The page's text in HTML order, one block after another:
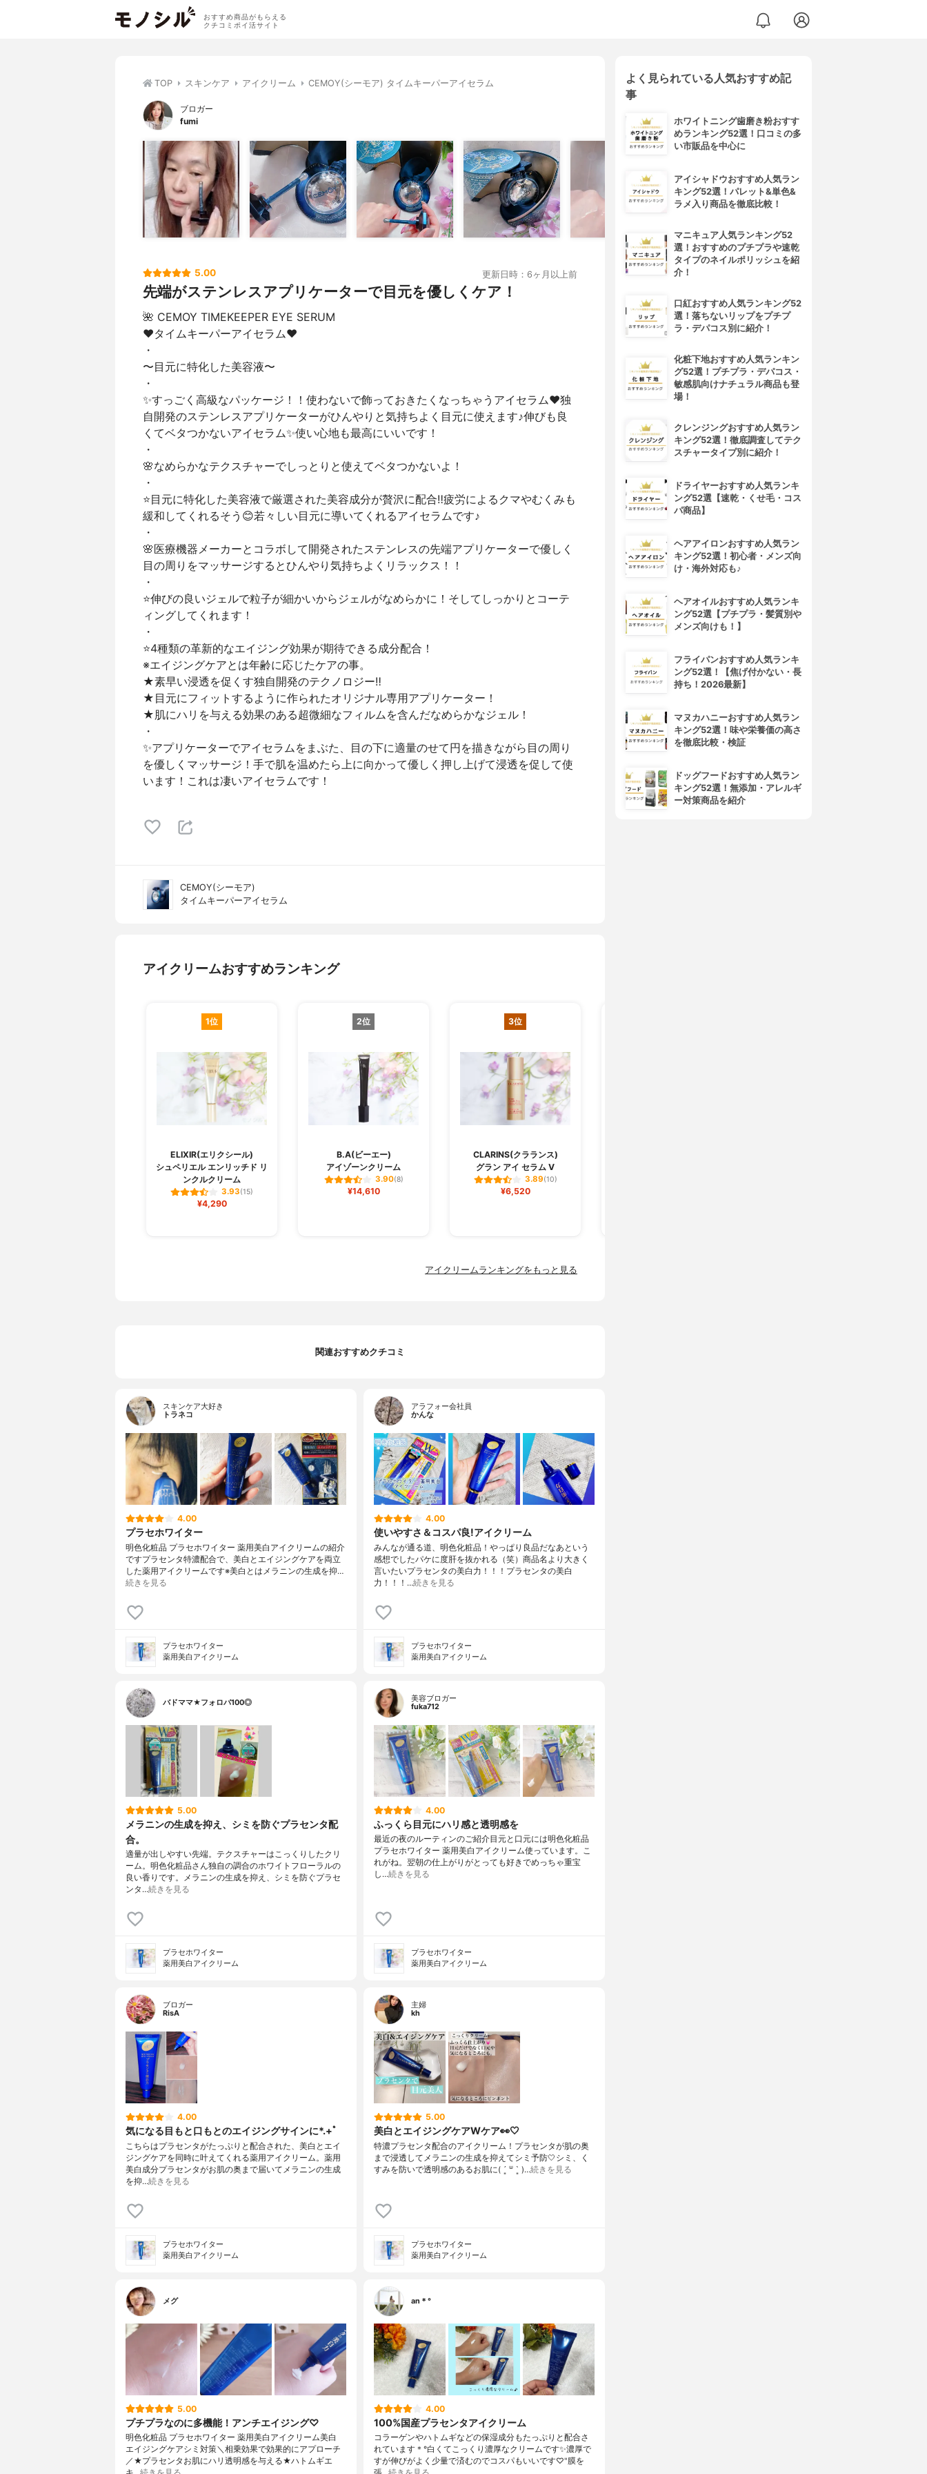
おすすめ商品がもらえる
クチコミポイ活サイト
TOP スキンケア アイクリーム CEMOY(シーモア) タイムキーパーアイセラム
ブロガー
fumi
5.00 更新日時：6ヶ月以上前
先端がステンレスアプリケーターで目元を優しくケア！
🌺 CEMOY TIMEKEEPER EYE SERUM
♥︎タイムキーパーアイセラム♥︎
・
〜目元に特化した美容液〜
・
✨すっごく高級なパッケージ！！使わないで飾っておきたくなっちゃうアイセラム♥︎独
自開発のステンレスアプリケーターがひんやりと気持ちよく目元に使えます♪伸びも良
くてベタつかないアイセラム✨使い心地も最高にいいです！
・
🌸なめらかなテクスチャーでしっとりと使えてベタつかないよ！
・
⭐️目元に特化した美容液で厳選された美容成分が贅沢に配合‼️疲労によるクマやむくみも
緩和してくれるそう😊若々しい目元に導いてくれるアイセラムです♪
・
🌸医療機器メーカーとコラボして開発されたステンレスの先端アプリケーターで優しく
目の周りをマッサージするとひんやり気持ちよくリラックス！！
・
⭐️伸びの良いジェルで粒子が細かいからジェルがなめらかに！そしてしっかりとコーテ
ィングしてくれます！
・
⭐️4種類の革新的なエイジング効果が期待できる成分配合！
※エイジングケアとは年齢に応じたケアの事。
★素早い浸透を促くす独自開発のテクノロジー‼️
★目元にフィットするように作られたオリジナル専用アプリケーター！
★肌にハリを与える効果のある超微細なフィルムを含んだなめらかなジェル！
・
✨アプリケーターでアイセラムをまぶた、目の下に適量のせて円を描きながら目の周り
を優しくマッサージ！手で肌を温めたら上に向かって優しく押し上げて浸透を促して使
います！これは凄いアイセラムです！
CEMOY(シーモア)
タイムキーパーアイセラム
アイクリームおすすめランキング
1位
ELIXIR(エリクシール)
シュペリエル エンリッチド リ
ンクルクリーム
3.93(15)
¥4,290
2位
B.A(ビーエー)
アイゾーンクリーム
3.90(8)
¥14,610
3位
CLARINS(クラランス)
グラン アイ セラム V
3.89(10)
¥6,520
アイクリームランキングをもっと見る
関連おすすめクチコミ
スキンケア大好き
トラネコ
4.00
プラセホワイター
明色化粧品 プラセホワイター 薬用美白アイクリームの紹介
ですプラセンタ特濃配合で、美白とエイジングケアを両立
した薬用アイクリームです※美白とはメラニンの生成を抑…
続きを見る
プラセホワイター
薬用美白アイクリーム
アラフォー会社員
かんな
4.00
使いやすさ＆コスパ良!アイクリーム
みんなが通る道、明色化粧品！やっぱり良品だなあという
感想でしたパケに度肝を抜かれる（笑）商品名より大きく
言いたいプラセンタの美白力！！！プラセンタの美白
力！！！…続きを見る
プラセホワイター
薬用美白アイクリーム
バドママ★フォロバ100◎
5.00
メラニンの生成を抑え、シミを防ぐプラセンタ配
合。
適量が出しやすい先端。テクスチャーはこっくりしたクリ
ーム。明色化粧品さん独自の調合のホワイトフローラルの
良い香りです。メラニンの生成を抑え、シミを防ぐプラセ
ンタ…続きを見る
プラセホワイター
薬用美白アイクリーム
美容ブロガー
fuka712
4.00
ふっくら目元にハリ感と透明感を
最近の夜のルーティンのご紹介目元と口元には明色化粧品
プラセホワイター 薬用美白アイクリーム使っています。こ
れがね。翌朝の仕上がりがとっても好きでめっちゃ重宝
し…続きを見る
プラセホワイター
薬用美白アイクリーム
ブロガー
RisA
4.00
気になる目もと口もとのエイジングサインに*.+ﾟ
こちらはプラセンタがたっぷりと配合された、美白とエイ
ジングケアを同時に叶えてくれる薬用アイクリーム。薬用
美白成分プラセンタがお肌の奥まで届いてメラニンの生成
を抑…続きを見る
プラセホワイター
薬用美白アイクリーム
主婦
kh
5.00
美白とエイジングケアWケア👀🤍
特濃プラセンタ配合のアイクリーム！プラセンタが肌の奥
まで浸透してメラニンの生成を抑えてシミ予防🤍シミ、く
すみを防いで透明感のあるお肌に( ´͈ ᐜ `͈ )…続きを見る
プラセホワイター
薬用美白アイクリーム
メグ
5.00
プチプラなのに多機能！アンチエイジング♡
明色化粧品 プラセホワイター 薬用美白アイクリーム美白
エイジングケアシミ対策＼相乗効果で効果的にアプローチ
／★プラセンタお肌にハリ透明感を与える★ハトムギエ
an＊°
4.00
100%国産プラセンタアイクリーム
コラーゲンやハトムギなどの保湿成分もたっぷりと配合さ
れています＊°白くてこっくり濃厚なクリームです✨濃厚で
すが伸びがよく少量で済むのでコスパもいいです♡"膜を
よく見られている人気おすすめ記
事
ホワイトニング歯磨き粉おすす
めランキング52選！口コミの多
い市販品を中心に
アイシャドウおすすめ人気ラン
キング52選！パレット&単色&
ラメ入り商品を徹底比較！
マニキュア人気ランキング52
選！おすすめのプチプラや速乾
タイプのネイルポリッシュを紹
介！
口紅おすすめ人気ランキング52
選！落ちないリップをプチプ
ラ・デパコス別に紹介！
化粧下地おすすめ人気ランキン
グ52選！プチプラ・デパコス・
敏感肌向けナチュラル商品も登
場！
クレンジングおすすめ人気ラン
キング52選！徹底調査してテク
スチャータイプ別に紹介！
ドライヤーおすすめ人気ランキ
ング52選【速乾・くせ毛・コス
パ商品】
ヘアアイロンおすすめ人気ラン
キング52選！初心者・メンズ向
け・海外対応も♪
ヘアオイルおすすめ人気ランキ
ング52選【プチプラ・髪質別や
メンズ向けも！】
フライパンおすすめ人気ランキ
ング52選！【焦げ付かない・長
持ち！2026最新】
マヌカハニーおすすめ人気ラン
キング52選！味や栄養価の高さ
を徹底比較・検証
ドッグフードおすすめ人気ラン
キング52選！無添加・アレルギ
ー対策商品を紹介